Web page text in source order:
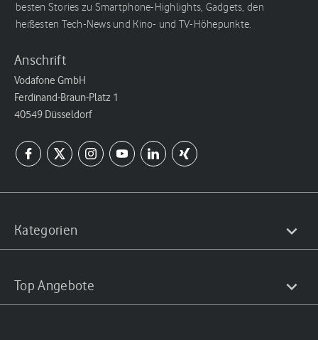
besten Stories zu Smartphone-Highlights, Gadgets, den
heißesten Tech-News und Kino- und TV-Höhepunkte.
Anschrift
Vodafone GmbH
Ferdinand-Braun-Platz 1
40549 Düsseldorf
Kategorien
Top Angebote